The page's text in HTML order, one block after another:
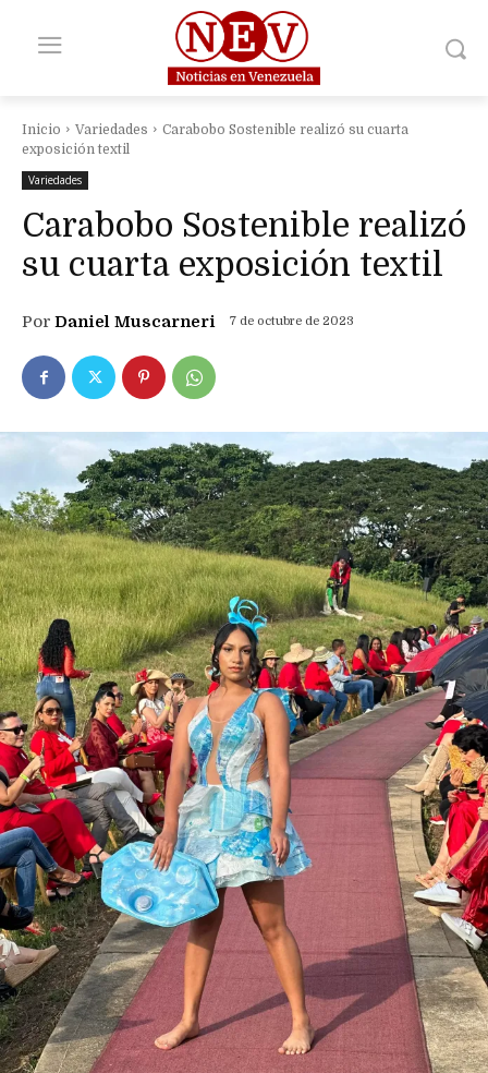
Inicio Variedades
Carabobo Sostenible realizó su cuarta
exposición textil
Variedades
Carabobo Sostenible realizó
su cuarta exposición textil
Por Daniel Muscarneri 7 de octubre de 2023